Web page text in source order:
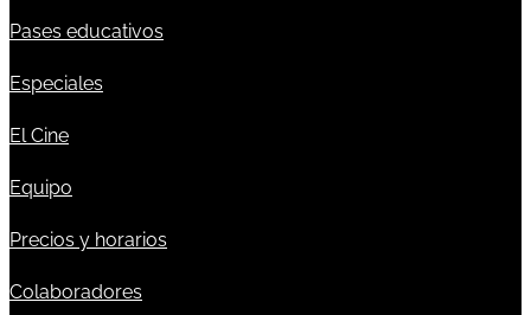
Pases educativos
Especiales
El Cine
Equipo
Precios y horarios
Colaboradores